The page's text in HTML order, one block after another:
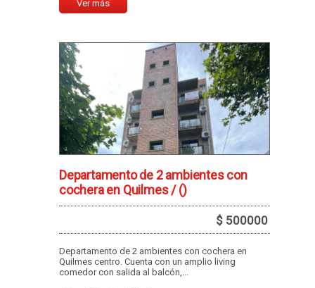
Ver más
Departamento de 2 ambientes con
cochera en Quilmes /()
$ 500000
Departamento de 2 ambientes con cochera en
Quilmes centro. Cuenta con un amplio living
comedor con salida al balcón,...